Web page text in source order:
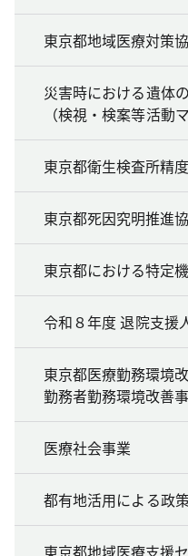
東京都地域医療対策
災害時における遺体
（検視・検案等活動
東京都衛生検査所精
東京都死因究明推進
東京都における特定
令和８年度 退院支援
東京都医療勤務環境
勤務者勤務環境改善
医療社会事業
都有地活用による政
東京都地域医療支援